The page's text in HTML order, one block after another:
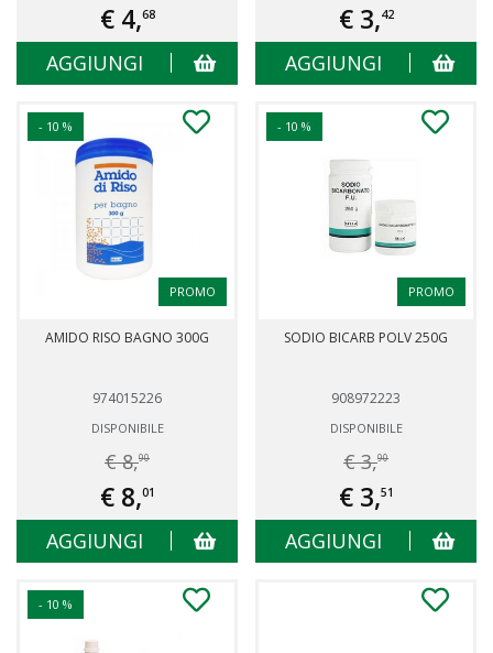
€ 4,68
AGGIUNGI
€ 3,42
AGGIUNGI
- 10 %
PROMO
AMIDO RISO BAGNO 300G
974015226
DISPONIBILE
€ 8,90
€ 8,01
AGGIUNGI
- 10 %
PROMO
SODIO BICARB POLV 250G
908972223
DISPONIBILE
€ 3,90
€ 3,51
AGGIUNGI
- 10 %